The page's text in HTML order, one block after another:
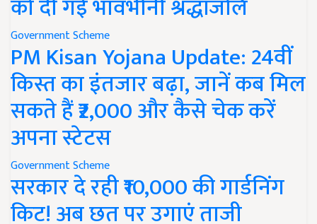
को दी गई भावभीनी श्रद्धांजलि
Government Scheme
PM Kisan Yojana Update: 24वीं
किस्त का इंतजार बढ़ा, जानें कब मिल
सकते हैं ₹2,000 और कैसे चेक करें
अपना स्टेटस
Government Scheme
सरकार दे रही ₹10,000 की गार्डनिंग
किट! अब छत पर उगाएं ताजी